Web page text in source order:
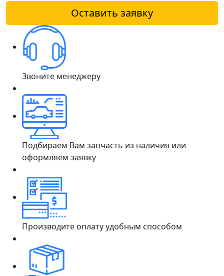
Оставить заявку
Звоните менеджеру
Подбираем Вам запчасть из наличия или
оформляем заявку
Производите оплату удобным способом